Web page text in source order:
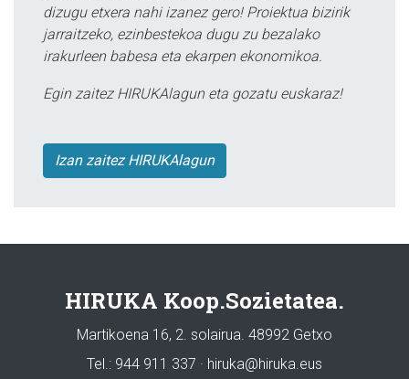
dizugu etxera nahi izanez gero! Proiektua bizirik
jarraitzeko, ezinbestekoa dugu zu bezalako
irakurleen babesa eta ekarpen ekonomikoa.
Egin zaitez HIRUKAlagun eta gozatu euskaraz!
Izan zaitez HIRUKAlagun
HIRUKA Koop.Sozietatea.
Martikoena 16, 2. solairua. 48992 Getxo
Tel.: 944 911 337 · hiruka@hiruka.eus